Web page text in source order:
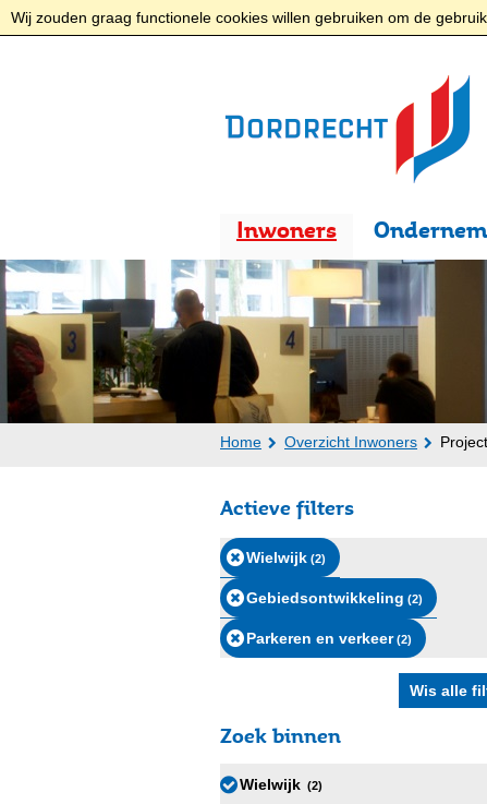
Wij zouden graag functionele cookies willen gebruiken om de
Inwoners
Home Overzicht Inwoners
Actieve filters
Wielwijk (2)
Gebiedsontwikkeling (2)
Parkeren en verkeer(2)
Zoek binnen
Wielwijk (2)